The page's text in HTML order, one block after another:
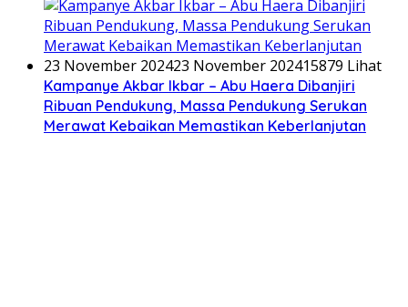
23 November 202423 November 202415879 Lihat
Kampanye Akbar Ikbar – Abu Haera Dibanjiri
Ribuan Pendukung, Massa Pendukung Serukan
Merawat Kebaikan Memastikan Keberlanjutan